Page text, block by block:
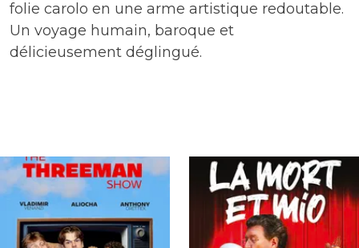
folie carolo en une arme artistique redoutable.
Un voyage humain, baroque et
délicieusement déglingué.